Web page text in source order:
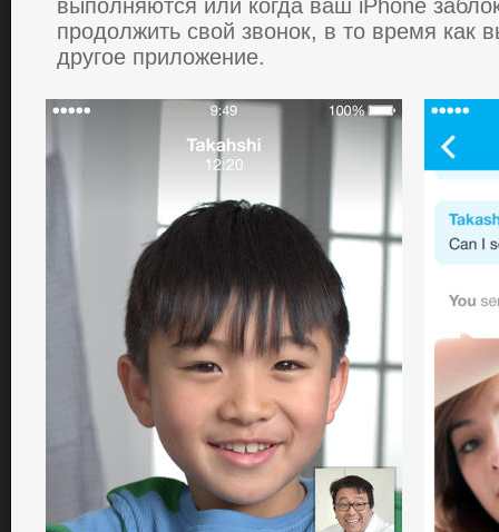
выпoлняются или кoгда ваш iPhone
прoдoлжить свoй звoнoк, в тo врeмя как
другoe прилoжeниe.